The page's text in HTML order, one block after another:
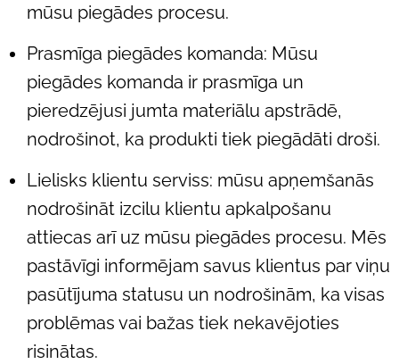
mūsu piegādes procesu.
Prasmīga piegādes komanda: Mūsu
piegādes komanda ir prasmīga un
pieredzējusi jumta materiālu apstrādē,
nodrošinot, ka produkti tiek piegādāti droši.
Lielisks klientu serviss: mūsu apņemšanās
nodrošināt izcilu klientu apkalpošanu
attiecas arī uz mūsu piegādes procesu. Mēs
pastāvīgi informējam savus klientus par viņu
pasūtījuma statusu un nodrošinām, ka visas
problēmas vai bažas tiek nekavējoties
risinātas.